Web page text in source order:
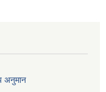
अनुमान